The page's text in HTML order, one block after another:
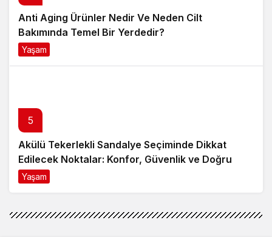
Anti Aging Ürünler Nedir Ve Neden Cilt
Bakımında Temel Bir Yerdedir?
Yaşam
5
Akülü Tekerlekli Sandalye Seçiminde Dikkat
Edilecek Noktalar: Konfor, Güvenlik ve Doğru
Model Tercihi
Yaşam